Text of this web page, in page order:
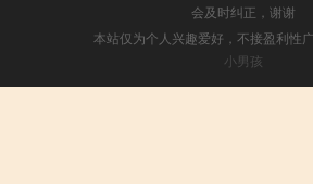
会及时纠正，谢谢
本站仅为个人兴趣爱好，不接盈利性
小男孩